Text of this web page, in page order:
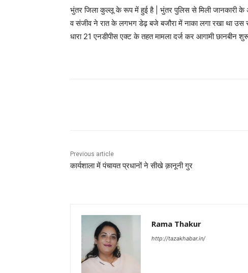
भुंतर जिला कुल्लू के रूप में हुई है | भुंतर पुलिस से मिली जानकारी
व संजीव ने रात के लगभग डेढ़ बजे बजौरा में नाका लगा रखा था
धारा 21 एनडीपीस एक्ट के तहत मामला दर्ज कर आगामी छानबीन
Previous article
कार्यशाला में पंचायत प्रधानों ने सीखे क़ानूनी गुर
Rama Thakur
http://tazakhabar.in/